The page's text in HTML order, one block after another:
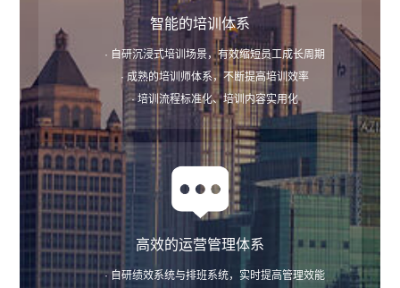
智能的培训体系
· 自研沉浸式培训场景，有效缩短员工成长周期
· 成熟的培训师体系，不断提高培训效率
· 培训流程标准化、培训内容实用化
高效的运营管理体系
· 自研绩效系统与排班系统，实时提高管理效能